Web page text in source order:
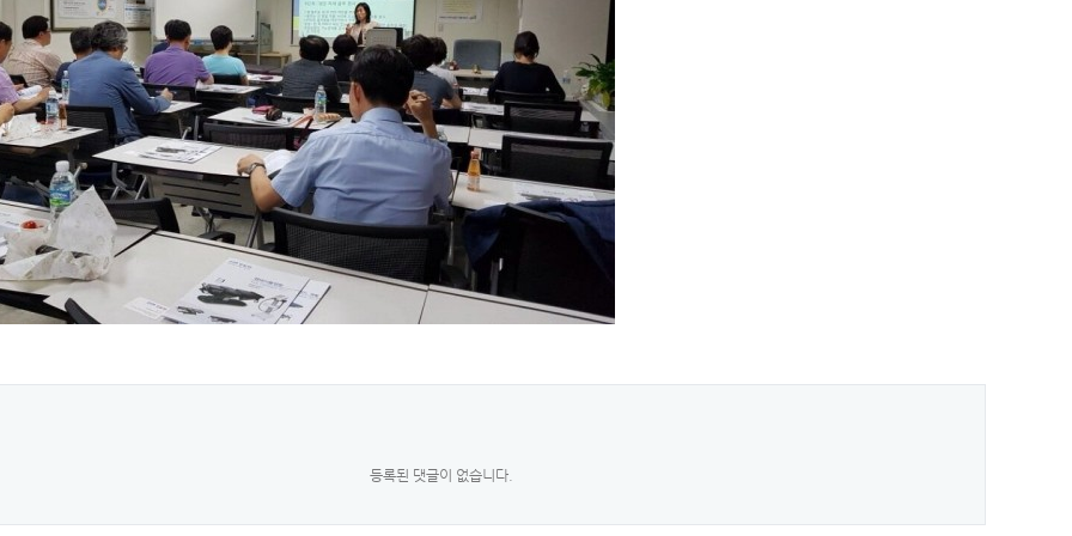
등록된 댓글이 없습니다.